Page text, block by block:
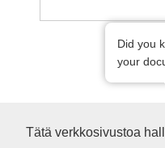
Did you
your
Euroopan
Tätä verkkosivustoa